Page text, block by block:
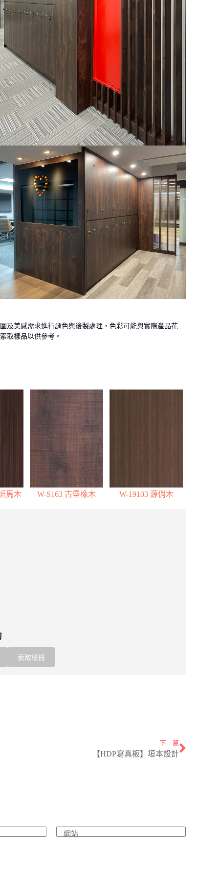
及美感需求進行調色與後製處理，色彩可能與實際產品花
取樣品以供參考。
馬木 W-S163 古堡橡木 W-19103 源俏木
索取樣冊
下一篇
【HDP寫真板】垣本設計
網站